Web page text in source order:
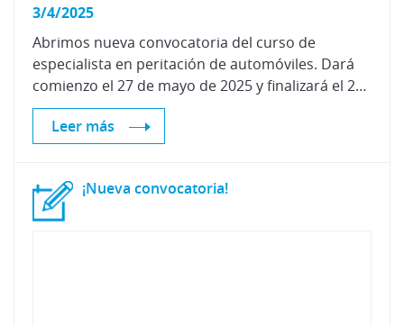
3/4/2025
Abrimos nueva convocatoria del curso de
especialista en peritación de automóviles. Dará
comienzo el 27 de mayo de 2025 y finalizará el 23 de enero de 2026.
Leer más
¡Nueva convocatoria!